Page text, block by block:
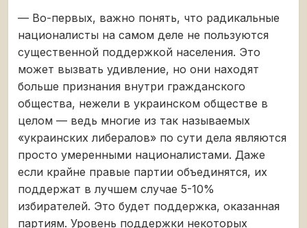
— Во-первых, важно понять, что радикальные
националисты на самом деле не пользуются
существенной поддержкой населения. Это
может вызвать удивление, но они находят
больше признания внутри гражданского
общества, нежели в украинском обществе в
целом — ведь многие из так называемых
«украинских либералов» по сути дела являются
просто умеренными националистами. Даже
если крайне правые партии объединятся, их
поддержат в лучшем случае 5-10%
избирателей. Это будет поддержка, оказанная
партиям. Уровень поддержки некоторых